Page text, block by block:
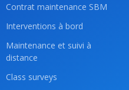
Contrat maintenance SBM
Interventions à bord
Maintenance et suivi à
distance
Class surveys